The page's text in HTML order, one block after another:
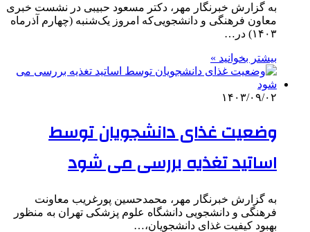
به گزارش خبرنگار مهر،‌ دکتر مسعود حبیبی در نشست خبری
معاون فرهنگی و دانشجویی‌که امروز یک‌شنبه (چهارم آذرماه
۱۴۰۳) در…
بیشتر بخوانید »
۱۴۰۳/۰۹/۰۲
وضعیت غذای دانشجویان توسط
اساتید تغذیه بررسی می شود
به گزارش خبرنگار مهر، محمدحسین پورغریب معاونت
فرهنگی و دانشجویی دانشگاه علوم پزشکی تهران به منظور
بهبود کیفیت غذای دانشجویان،…